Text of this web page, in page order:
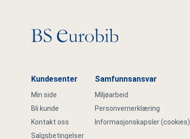
Gå til hovedsiden
Kundesenter
Min side
Bli kunde
Kontakt oss
Salgsbetingelser
Samfunnsansvar
Miljøarbeid
Personvernerklæring
Informasjonskapsler (cookies)